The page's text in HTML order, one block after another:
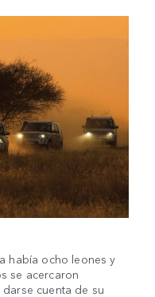
había ocho leones y
se acercaron
cuenta de su